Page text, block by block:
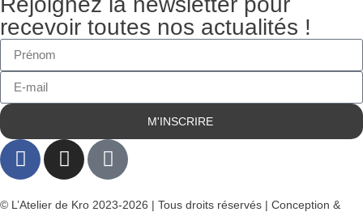
recevoir toutes nos actualités !
M'INSCRIRE
© L’Atelier de Kro 2023-2026 | Tous droits réservés | Conception &